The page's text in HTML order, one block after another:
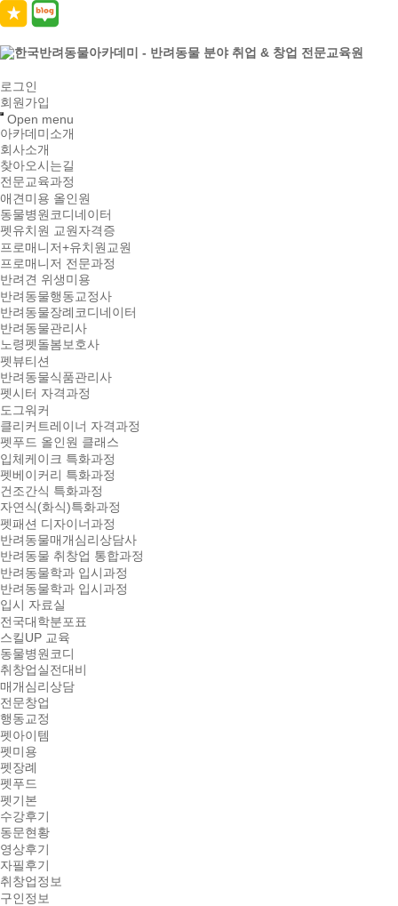
로그인
회원가입
Open menu
아카데미소개
회사소개
찾아오시는길
전문교육과정
애견미용 올인원
동물병원코디네이터
펫유치원 교원자격증
프로매니저+유치원교원
프로매니저 전문과정
반려견 위생미용
반려동물행동교정사
반려동물장례코디네이터
반려동물관리사
노령펫돌봄보호사
펫뷰티션
반려동물식품관리사
펫시터 자격과정
도그워커
클리커트레이너 자격과정
펫푸드 올인원 클래스
입체케이크 특화과정
펫베이커리 특화과정
건조간식 특화과정
자연식(화식)특화과정
펫패션 디자이너과정
반려동물매개심리상담사
반려동물 취창업 통합과정
반려동물학과 입시과정
반려동물학과 입시과정
입시 자료실
전국대학분포표
스킬UP 교육
동물병원코디
취창업실전대비
매개심리상담
전문창업
행동교정
펫아이템
펫미용
펫장례
펫푸드
펫기본
수강후기
동문현황
영상후기
자필후기
취창업정보
구인정보